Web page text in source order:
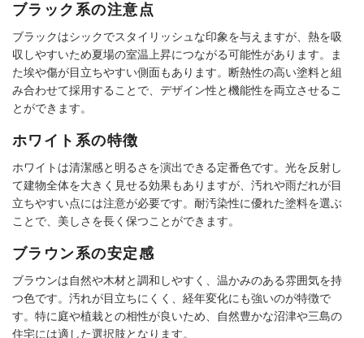
ブラック系の注意点
ブラックはシックでスタイリッシュな印象を与えますが、熱を吸
収しやすいため夏場の室温上昇につながる可能性があります。ま
た埃や傷が目立ちやすい側面もあります。断熱性の高い塗料と組
み合わせて採用することで、デザイン性と機能性を両立させるこ
とができます。
ホワイト系の特徴
ホワイトは清潔感と明るさを演出できる定番色です。光を反射し
て建物全体を大きく見せる効果もありますが、汚れや雨だれが目
立ちやすい点には注意が必要です。耐汚染性に優れた塗料を選ぶ
ことで、美しさを長く保つことができます。
ブラウン系の安定感
ブラウンは自然や木材と調和しやすく、温かみのある雰囲気を持
つ色です。汚れが目立ちにくく、経年変化にも強いのが特徴で
す。特に庭や植栽との相性が良いため、自然豊かな沼津や三島の
住宅には適した選択肢となります。